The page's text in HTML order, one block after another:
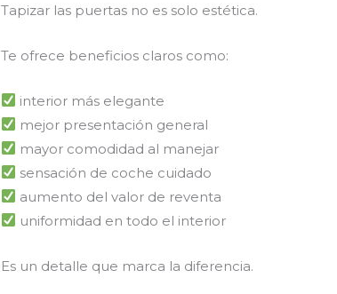
Tapizar las puertas no es solo estética.
Te ofrece beneficios claros como:
interior más elegante
mejor presentación general
mayor comodidad al manejar
sensación de coche cuidado
aumento del valor de reventa
uniformidad en todo el interior
Es un detalle que marca la diferencia.